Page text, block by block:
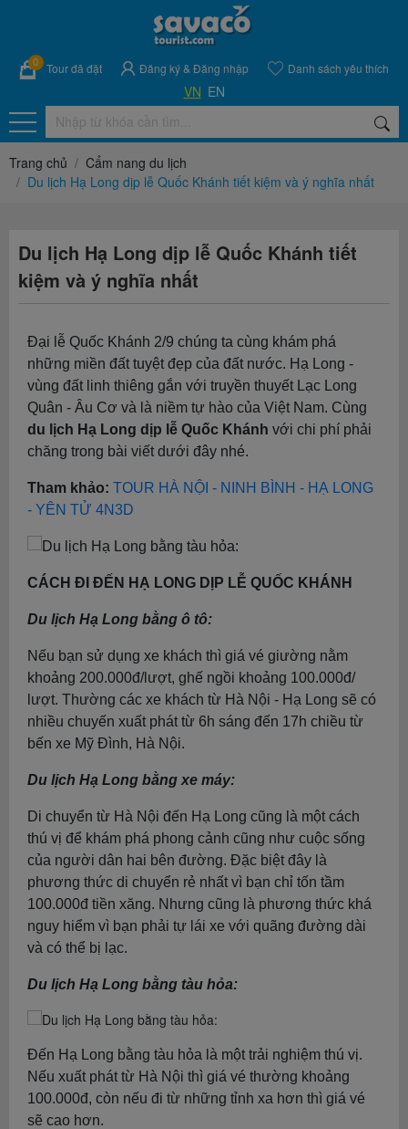
0 Tour đã đặt Đăng ký& Đăng nhập Danh sách yêu thích
VN EN
Trang chủ
Cẩm nang du lịch
Du lịch Hạ Long dịp lễ Quốc Khánh tiết kiệm và ý nghĩa nhất
Du lịch Hạ Long dịp lễ Quốc Khánh tiết
kiệm và ý nghĩa nhất
Đại lễ Quốc Khánh 2/9 chúng ta cùng khám phá
những miền đất tuyệt đẹp của đất nước. Hạ Long -
vùng đất linh thiêng gắn với truyền thuyết Lạc Long
Quân - Âu Cơ và là niềm tự hào của Việt Nam. Cùng
du lịch Hạ Long dịp lễ Quốc Khánh với chi phí phải
chăng trong bài viết dưới đây nhé.
Tham khảo: TOUR HÀ NỘI - NINH BÌNH - HẠ LONG
- YÊN TỬ 4N3D
CÁCH ĐI ĐẾN HẠ LONG DỊP LỄ QUỐC KHÁNH
Du lịch Hạ Long bằng ô tô:
Nếu bạn sử dụng xe khách thì giá vé giường nằm
khoảng 200.000đ/lượt, ghế ngồi khoảng 100.000đ/
lượt. Thường các xe khách từ Hà Nội - Hạ Long sẽ có
nhiều chuyến xuất phát từ 6h sáng đến 17h chiều từ
bến xe Mỹ Đình, Hà Nội.
Du lịch Hạ Long bằng xe máy:
Di chuyển từ Hà Nội đến Hạ Long cũng là một cách
thú vị để khám phá phong cảnh cũng như cuộc sống
của người dân hai bên đường. Đặc biệt đây là
phương thức di chuyển rẻ nhất vì bạn chỉ tốn tầm
100.000đ tiền xăng. Nhưng cũng là phương thức khá
nguy hiểm vì bạn phải tự lái xe với quãng đường dài
và có thể bị lạc.
Du lịch Hạ Long bằng tàu hỏa:
Đến Hạ Long bằng tàu hỏa là một trải nghiệm thú vị.
Nếu xuất phát từ Hà Nội thì giá vé thường khoảng
100.000đ, còn nếu đi từ những tỉnh xa hơn thì giá vé
sẽ cao hơn.